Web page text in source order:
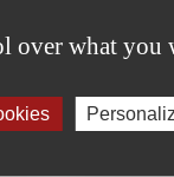
over what you